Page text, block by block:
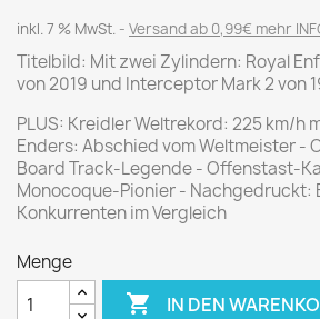
inkl. 7 % MwSt. Versand ab 0,99€ mehr
Titelbild: Mit zwei Zylindern: Royal
von 2019 und Interceptor Mark 2 von
PLUS: Kreidler Weltrekord: 225 km/h
Enders: Abschied vom Weltmeister -
Board Track-Legende - Offenstast-
Monocoque-Pionier - Nachgedruckt:
Konkurrenten im Vergleich
Menge
 IN DEN